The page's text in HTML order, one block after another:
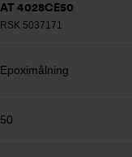
AT 4028CE50
RSK 5037171
Epoximålning
50